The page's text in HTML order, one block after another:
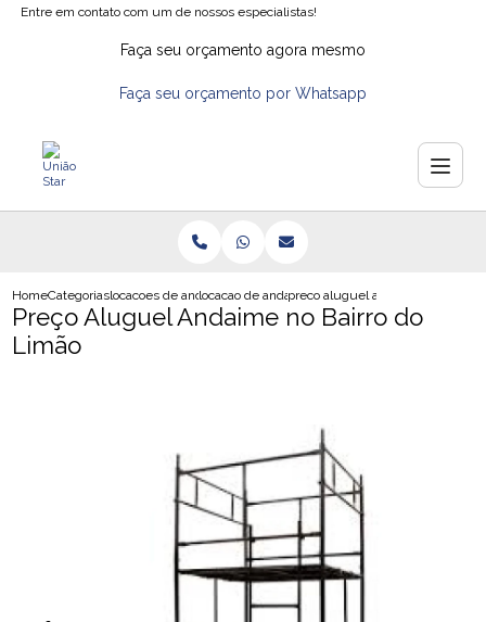
Entre em contato com um de nossos especialistas!
Faça seu orçamento agora mesmo
Faça seu orçamento por Whatsapp
HomeCategoriaslocacoes de andaimeslocacao de andaimes na zona leste
preco aluguel andaime no bairro
Preço Aluguel Andaime no Bairro do
Limão